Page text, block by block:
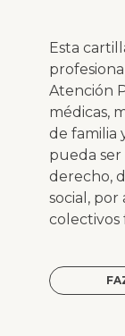
Esta
Atención
médicas,
de familia
pueda ser
derecho,
social, por
colectivos